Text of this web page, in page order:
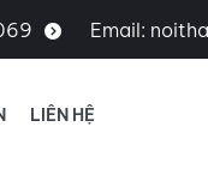
Email:
LIÊN HỆ